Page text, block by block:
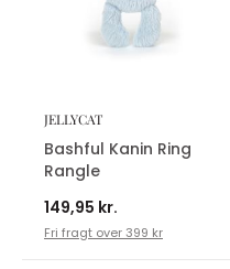
JELLYCAT
Bashful Kanin Ring
Rangle
149,95 kr.
Fri fragt over 399 kr